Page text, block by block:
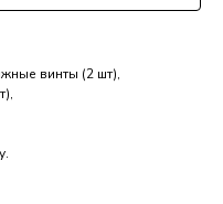
винты (2 шт),